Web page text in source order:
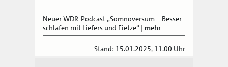
Neuer WDR-Podcast „Somnoversum – Besser
schlafen mit Liefers und Fietze“ | mehr
Stand: 15.01.2025, 11.00 Uhr